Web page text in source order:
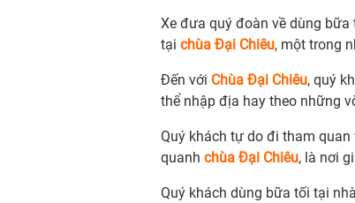
Xe đưa quý đoàn về dùng
tại chùa Đại Chiêu, một trong
Đến với Chùa Đại Chiêu, quý
thể nhập địa hay theo những
Quý khách tự do đi tham
quanh chùa Đại Chiêu, là nơi
Quý khách dùng bữa tối tại